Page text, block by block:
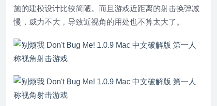
施的建模设计比较简陋。而且游戏近距离的射击换弹减
慢，威力不大，导致近视角的用处也不算太大了。